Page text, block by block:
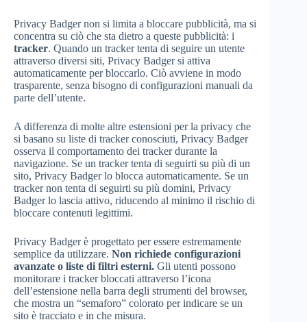
Privacy Badger non si limita a bloccare pubblicità, ma si
concentra su ciò che sta dietro a queste pubblicità: i
tracker. Quando un tracker tenta di seguire un utente
attraverso diversi siti, Privacy Badger si attiva
automaticamente per bloccarlo. Ciò avviene in modo
trasparente, senza bisogno di configurazioni manuali da
parte dell’utente.
A differenza di molte altre estensioni per la privacy che
si basano su liste di tracker conosciuti, Privacy Badger
osserva il comportamento dei tracker durante la
navigazione. Se un tracker tenta di seguirti su più di un
sito, Privacy Badger lo blocca automaticamente. Se un
tracker non tenta di seguirti su più domini, Privacy
Badger lo lascia attivo, riducendo al minimo il rischio di
bloccare contenuti legittimi.
Privacy Badger è progettato per essere estremamente
semplice da utilizzare. Non richiede configurazioni
avanzate o liste di filtri esterni. Gli utenti possono
monitorare i tracker bloccati attraverso l’icona
dell’estensione nella barra degli strumenti del browser,
che mostra un “semaforo” colorato per indicare se un
sito è tracciato e in che misura.